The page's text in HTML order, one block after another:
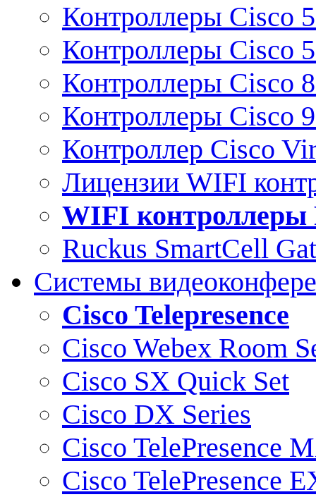
Контроллеры Cisco
Контроллеры Cisco
Контроллеры Cisco
Контроллеры Cisco
Контроллер Cisco
Лицензии WIFI
WIFI контроллеры
Ruckus SmartCell
Системы
Cisco Telepresence
Cisco Webex Room
Cisco SX Quick Set
Cisco DX Series
Cisco TelePresence
Cisco TelePresence